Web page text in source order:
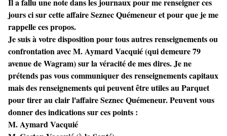
Il a fallu une note dans les journaux pour me renseigner ces
jours ci sur cette affaire Seznec Quémeneur et pour que je me
rappelle ces propos.
Je suis à votre disposition pour tous autres renseignements ou
confrontation avec M. Aymard Vacquié (qui demeure 79
avenue de Wagram) sur la véracité de mes dires. Je ne
prétends pas vous communiquer des renseignements capitaux
mais des renseignements qui peuvent être utiles au Parquet
pour tirer au clair l'affaire Seznec Quémeneur. Peuvent vous
donner des indications sur ces points :
M. Aymard Vacquié